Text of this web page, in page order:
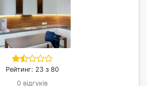
Рейтинг: 23 з 80
0 відгуків